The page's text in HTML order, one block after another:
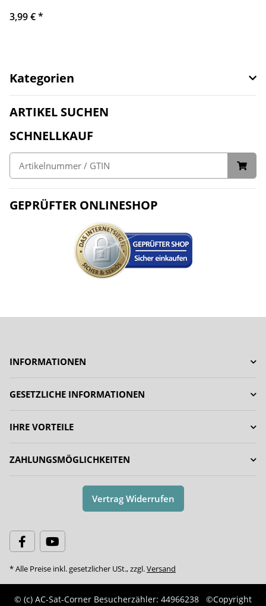
3,99 €*
Kategorien
ARTIKEL SUCHEN
SCHNELLKAUF
GEPRÜFTER ONLINESHOP
INFORMATIONEN
GESETZLICHE INFORMATIONEN
IHRE VORTEILE
ZAHLUNGSMÖGLICHKEITEN
Vertrag Widerrufen
* Alle Preise inkl. gesetzlicher USt., zzgl.Versand
© (c) AC-Sat-Corner Besucherzähler: 44966238
©Copyright